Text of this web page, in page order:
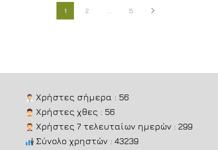
1 2 5
Χρήστες σήμερα : 56
Χρήστες χθες : 56
Χρήστες 7 τελευταίων ημερών : 299
Σύνολο χρηστών : 43239